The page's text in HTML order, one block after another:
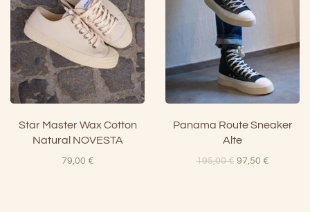
Star Master Wax Cotton
Natural NOVESTA
79,00 €
Panama Route Sneaker
Alte
195,00€ Il
97,50 €Il